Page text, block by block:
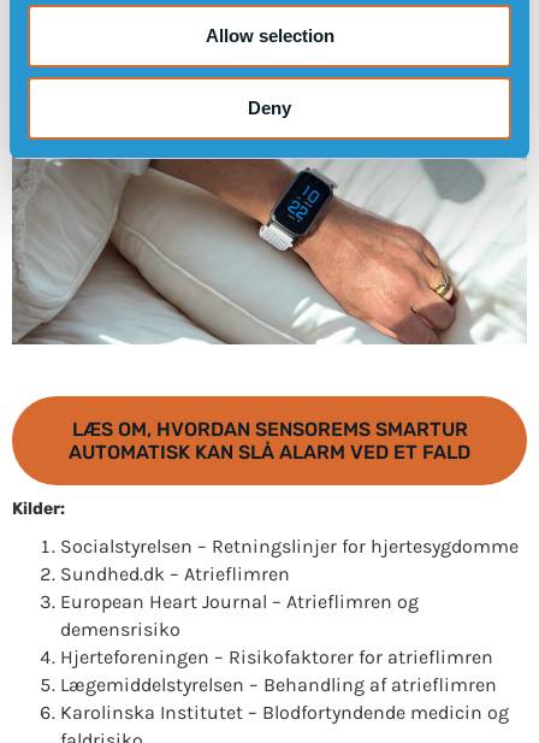
Allow selection
Deny
LÆS OM, HVORDAN SENSOREMS SMARTUR
AUTOMATISK KAN SLÅ ALARM VED ET FALD
Kilder:
Socialstyrelsen – Retningslinjer for hjertesygdomme
Sundhed.dk – Atrieflimren
European Heart Journal – Atrieflimren og
demensrisiko
Hjerteforeningen – Risikofaktorer for atrieflimren
Lægemiddelstyrelsen – Behandling af atrieflimren
Karolinska Institutet – Blodfortyndende medicin og